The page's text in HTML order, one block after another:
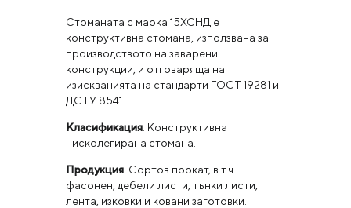
Стоманата с марка 15ХСНД е
конструктивна стомана, използвана за
производството на заварени
конструкции, и отговаряща на
изискванията на стандарти ГОСТ 19281 и
ДСТУ 8541 .
Класификация: Конструктивна
нисколегирана стомана.
Продукция: Сортов прокат, в т.ч.
фасонен, дебели листи, тънки листи,
лента, изковки и ковани заготовки.